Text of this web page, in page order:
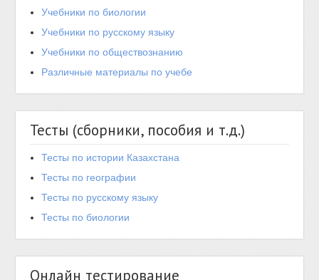
Учебники по биологии
Учебники по русскому языку
Учебники по обществознанию
Различные материалы по учебе
Тесты (сборники, пособия и т.д.)
Тесты по истории Казахстана
Тесты по географии
Тесты по русскому языку
Тесты по биологии
Онлайн тестирование